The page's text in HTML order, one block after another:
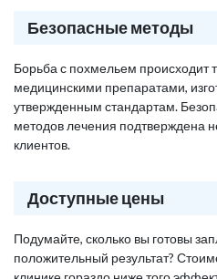
Безопасные методы
Борьба с похмельем происходит
медицинскими препаратами,
утвержденным стандартам.
методов лечения подтверждена
клиентов.
Доступные цены
Подумайте, сколько вы готовы
положительный результат?